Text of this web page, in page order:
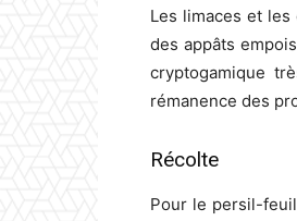
Les limaces et
des appâts
cryptogamique
rémanence des
Récolte
Pour le persil-